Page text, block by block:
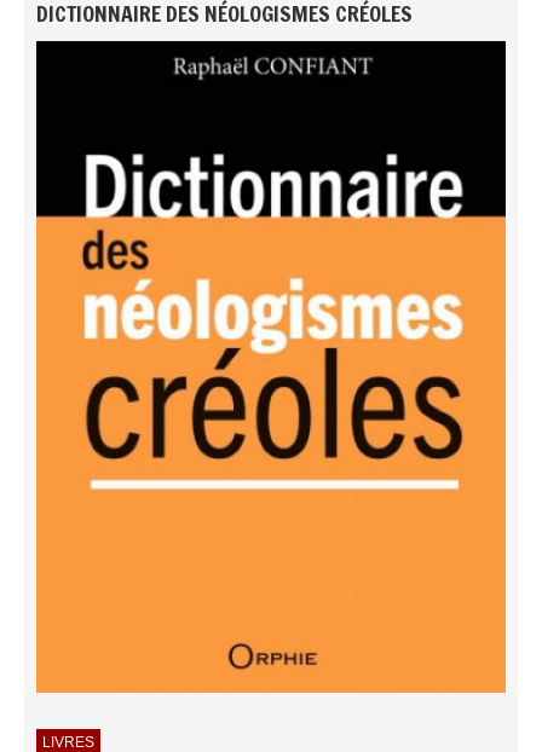
DICTIONNAIRE DES NÉOLOGISMES CRÉOLES
LIVRES